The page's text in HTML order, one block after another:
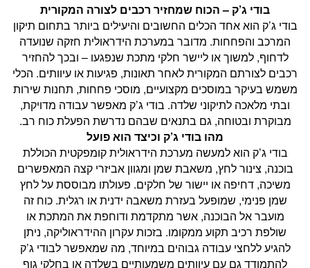
בודי ג’ק – הכוח שמחזיר רכבים לצורה המקורית
בודי ג’ק הוא אחד הכלים החשובים והיעילים ביותר בתחום תיקון
המרכב והפחחות. מדובר במערכת הידראולית חזקה שנועדה
לדחוף, למשוך או ליישר חלקי מתכת שנפגעו – ובכך להחזיר
רכבים לצורתם המקורית לאחר תאונות, פגיעות או עיוותים. הכלי
משמש בעיקר במוסכים מקצועיים, מוסכי פחחות, תחנות שירות
ובתי מלאכה לתיקוני שלדה. בודי ג’ק מאפשר עבודה מדויקת,
מבוקרת ובטוחה, גם בתנאים שבהם נדרשת הפעלת כוח רב.
מהו בודי ג’ק וכיצד הוא פועל
בודי ג’ק הוא למעשה מערכת הידראולית קומפקטית הכוללת
בוכנה, צינור לחץ, משאבת שמן ומגוון אביזרי קצה המאפשרים
משיכה, דחיפה או יישור של חלקים. פעולתו מבוססת על לחץ
שמן פנימי, שמופעל בעזרת משאבה ידנית או רגלית. כוח זה
מועבר אל הבוכנה, אשר מתקדמת ודוחפת את המתכת או
שולפת רכיב תקוע ממקומו. בזכות עקרון ההידראוליקה, ניתן
להגיע ללחצי עבודה גבוהים במיוחד, מה שמאפשר לבודי ג’ק
להתמודד גם עם עיוותים משמעותיים בשלדה או בחלקי גוף